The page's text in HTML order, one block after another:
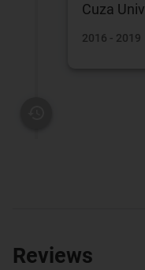
Cuza
2016 - 2019
Reviews